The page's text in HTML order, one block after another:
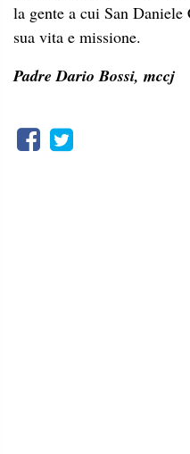
la gente a cui San
sua vita e missione.
Padre Dario Bossi, mccj